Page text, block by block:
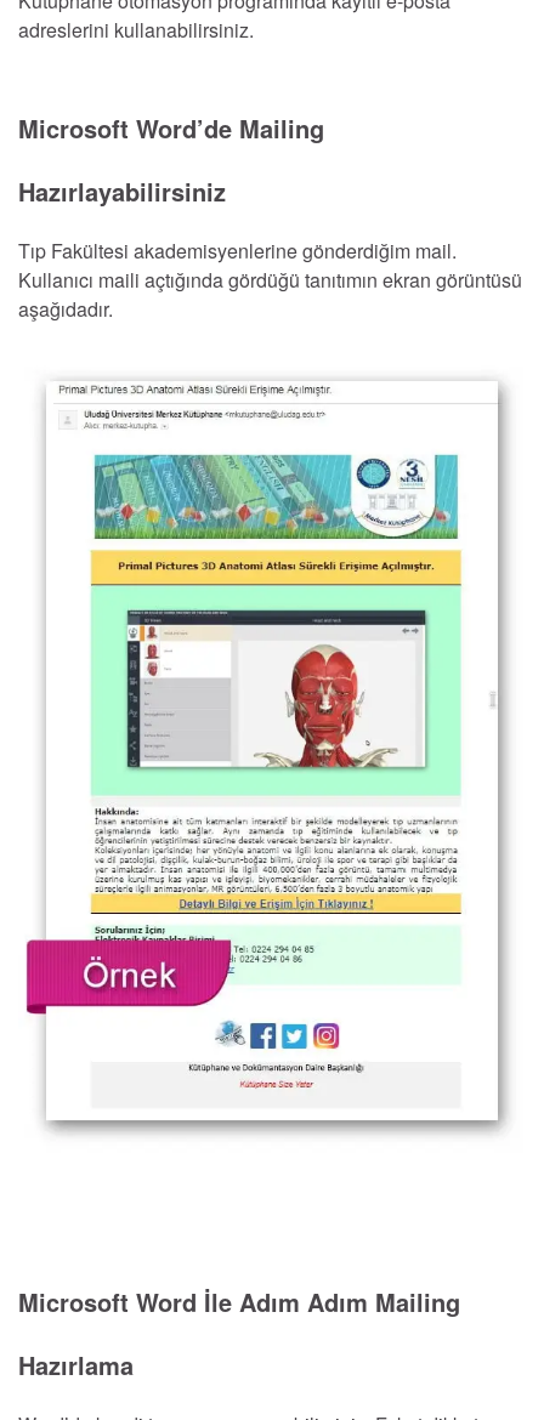
adreslerini kullanabilirsiniz.
Microsoft Word’de Mailing
Hazırlayabilirsiniz
Tıp Fakültesi akademisyenlerine gönderdiğim mail.
Kullanıcı maili açtığında gördüğü tanıtımın ekran görüntüsü
aşağıdadır.
Microsoft Word İle Adım Adım Mailing
Hazırlama